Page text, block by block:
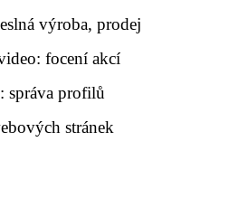
výroba, prodej
focení akcí
správa profilů
stránek